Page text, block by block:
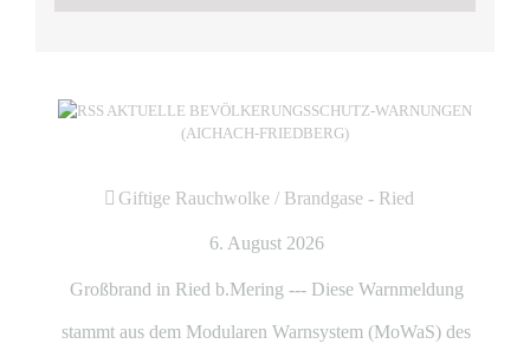
AKTUELLE BEVÖLKERUNGSSCHUTZ-WARNUNGEN
(AICHACH-FRIEDBERG)
Giftige Rauchwolke / Brandgase - Ried
6. August 2026
Großbrand in Ried b.Mering --- Diese Warnmeldung
stammt aus dem Modularen Warnsystem (MoWaS) des